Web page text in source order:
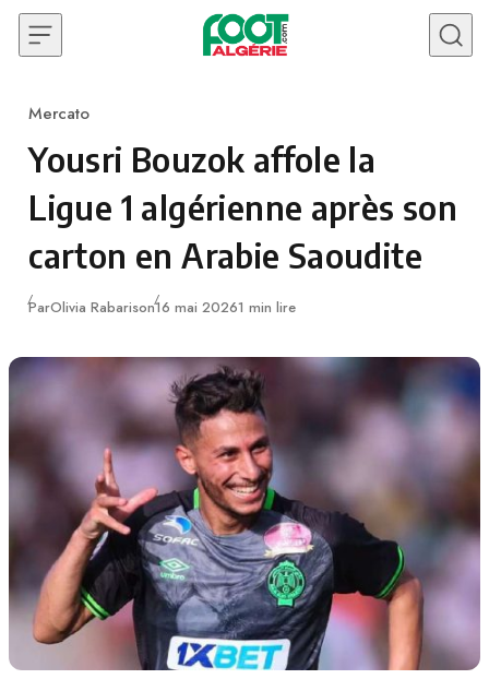
Skip to content
Category
Mercato
Yousri Bouzok affole la
Ligue 1 algérienne après son
carton en Arabie Saoudite
ParOlivia RabarisonPublié
16 mai 20261 min lire